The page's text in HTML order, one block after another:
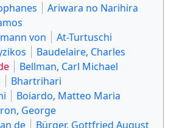
Ariwara no Narihira
von
At-Turtuschi
Baudelaire, Charles
Bellman, Carl Michael
Bhartrihari
Boiardo, Matteo Maria
George
de
Bürger, Gottfried August